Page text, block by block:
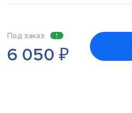
Под заказ
6 050₽